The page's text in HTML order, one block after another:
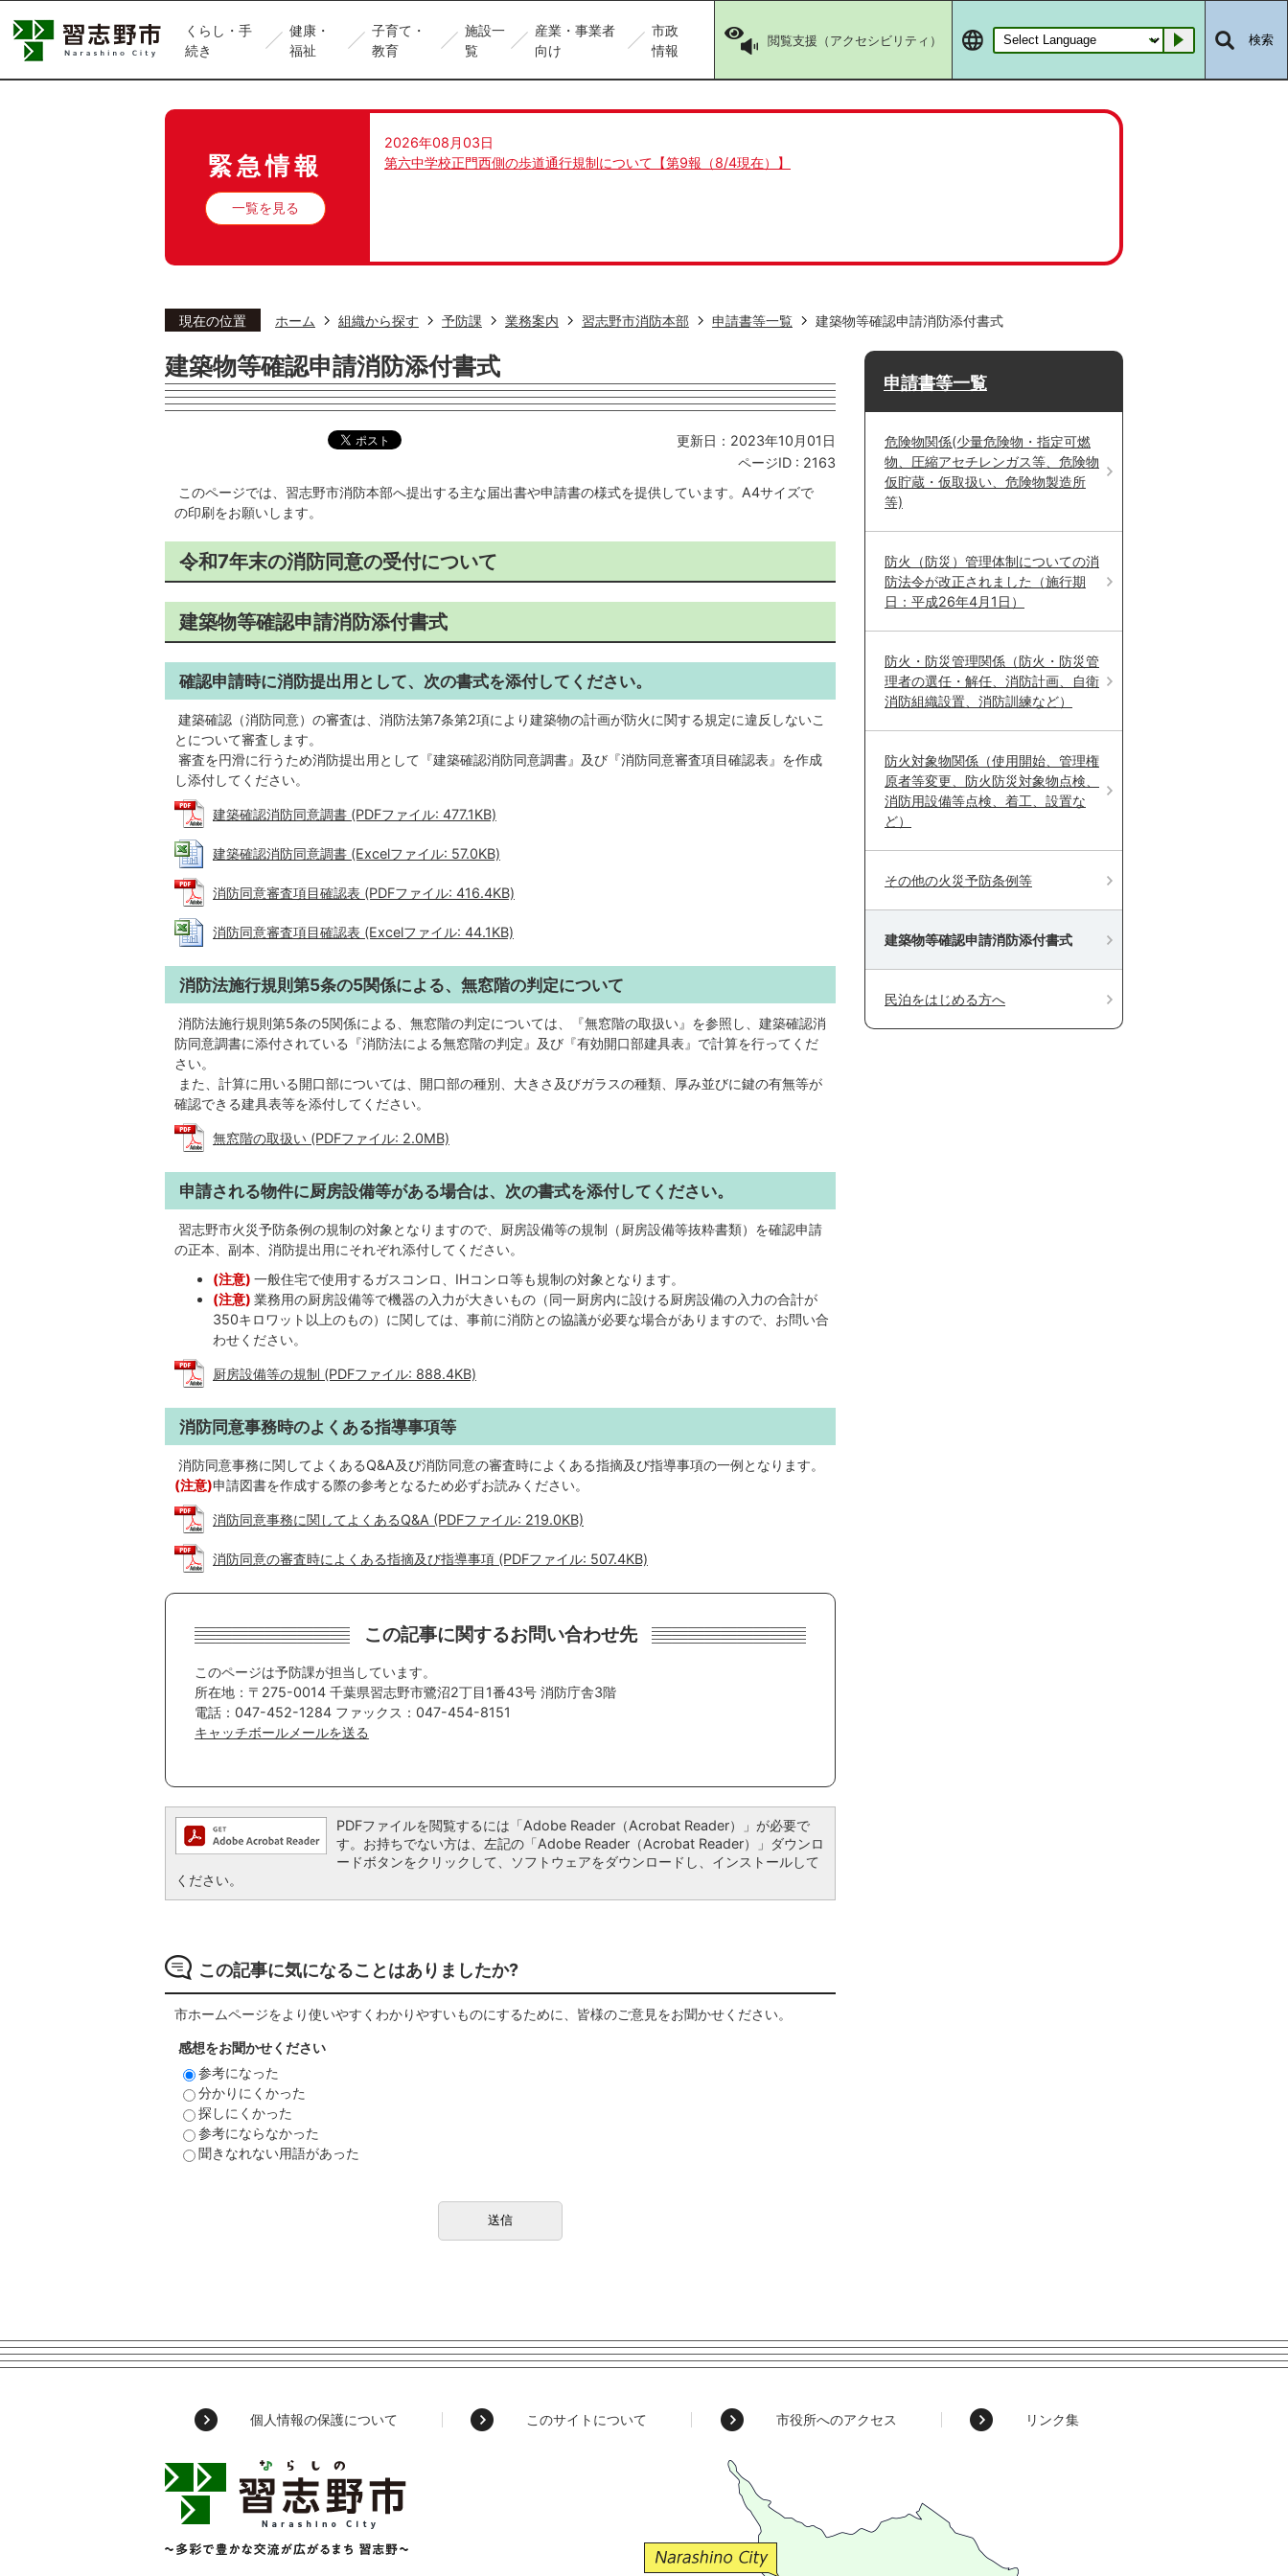
くらし・手
続き
健康・
福祉
子育て・
教育
施設一
覧
産業・事業者
向け
市政
情報
閲覧支援（アクセシビリティ） Go 検索
緊急情報
一覧を見る
2026年08月03日
第六中学校正門西側の歩道通行規制について【第9報（8/4現在）】
現在の位置 ホーム 組織から探す 予防課 業務案内 習志野市消防本部 申請書等一覧 建築物等確認申請消防添付書式
建築物等確認申請消防添付書式
更新日：2023年10月01日
ページID : 2163
このページでは、習志野市消防本部へ提出する主な届出書や申請書の様式を提供しています。A4サイズで
の印刷をお願いします。
令和7年末の消防同意の受付について
建築物等確認申請消防添付書式
確認申請時に消防提出用として、次の書式を添付してください。
建築確認（消防同意）の審査は、消防法第7条第2項により建築物の計画が防火に関する規定に違反しないこ
とについて審査します。
審査を円滑に行うため消防提出用として『建築確認消防同意調書』及び『消防同意審査項目確認表』を作成
し添付してください。
建築確認消防同意調書 (PDFファイル: 477.1KB)
建築確認消防同意調書 (Excelファイル: 57.0KB)
消防同意審査項目確認表 (PDFファイル: 416.4KB)
消防同意審査項目確認表 (Excelファイル: 44.1KB)
消防法施行規則第5条の5関係による、無窓階の判定について
消防法施行規則第5条の5関係による、無窓階の判定については、『無窓階の取扱い』を参照し、建築確認消
防同意調書に添付されている『消防法による無窓階の判定』及び『有効開口部建具表』で計算を行ってくだ
さい。
また、計算に用いる開口部については、開口部の種別、大きさ及びガラスの種類、厚み並びに鍵の有無等が
確認できる建具表等を添付してください。
無窓階の取扱い (PDFファイル: 2.0MB)
申請される物件に厨房設備等がある場合は、次の書式を添付してください。
習志野市火災予防条例の規制の対象となりますので、厨房設備等の規制（厨房設備等抜粋書類）を確認申請
の正本、副本、消防提出用にそれぞれ添付してください。
(注意)一般住宅で使用するガスコンロ、IHコンロ等も規制の対象となります。
(注意)業務用の厨房設備等で機器の入力が大きいもの（同一厨房内に設ける厨房設備の入力の合計が
350キロワット以上のもの）に関しては、事前に消防との協議が必要な場合がありますので、お問い合
わせください。
厨房設備等の規制 (PDFファイル: 888.4KB)
消防同意事務時のよくある指導事項等
消防同意事務に関してよくあるQ&A及び消防同意の審査時によくある指摘及び指導事項の一例となります。
(注意)申請図書を作成する際の参考となるため必ずお読みください。
消防同意事務に関してよくあるQ&A (PDFファイル: 219.0KB)
消防同意の審査時によくある指摘及び指導事項 (PDFファイル: 507.4KB)
この記事に関するお問い合わせ先
このページは予防課が担当しています。
所在地：〒275-0014 千葉県習志野市鷺沼2丁目1番43号 消防庁舎3階
電話：047-452-1284 ファックス：047-454-8151
キャッチボールメールを送る
PDFファイルを閲覧するには「Adobe Reader（Acrobat Reader）」が必要で
す。お持ちでない方は、左記の「Adobe Reader（Acrobat Reader）」ダウンロ
ードボタンをクリックして、ソフトウェアをダウンロードし、インストールして
ください。
この記事に気になることはありましたか?
市ホームページをより使いやすくわかりやすいものにするために、皆様のご意見をお聞かせください。
感想をお聞かせください
参考になった
分かりにくかった
探しにくかった
参考にならなかった
聞きなれない用語があった
申請書等一覧
危険物関係(少量危険物・指定可燃
物、圧縮アセチレンガス等、危険物
仮貯蔵・仮取扱い、危険物製造所
等)
防火（防災）管理体制についての消
防法令が改正されました（施行期
日：平成26年4月1日）
防火・防災管理関係（防火・防災管
理者の選任・解任、消防計画、自衛
消防組織設置、消防訓練など）
防火対象物関係（使用開始、管理権
原者等変更、防火防災対象物点検、
消防用設備等点検、着工、設置な
ど）
その他の火災予防条例等
建築物等確認申請消防添付書式
民泊をはじめる方へ
個人情報の保護について このサイトについて 市役所へのアクセス リンク集
習
志
Narashino